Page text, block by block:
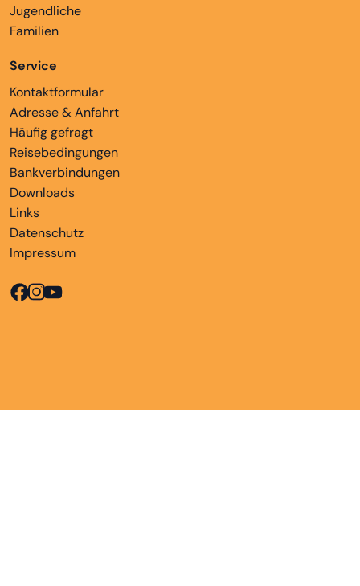
Jugendliche
Familien
Service
Kontaktformular
Adresse & Anfahrt
Häufig gefragt
Reisebedingungen
Bankverbindungen
Downloads
Links
Datenschutz
Impressum